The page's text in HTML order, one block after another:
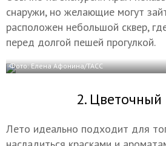
снаружи, но желающие могут
расположен небольшой сквер,
перед долгой пешей прогулкой.
Фото: Елена Афонина/ТАСС
2. Цветочный
Лето идеально подходит для